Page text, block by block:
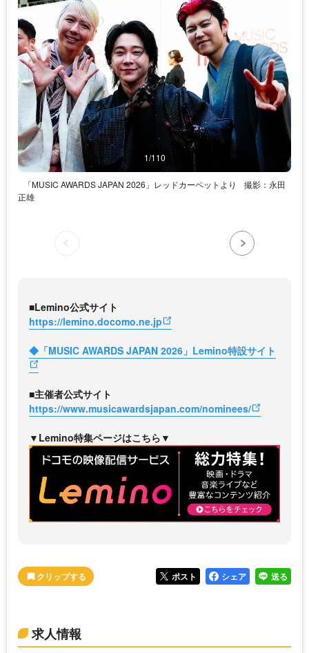
1/110
「MUSIC AWARDS JAPAN 2026」レッドカーペットより
撮影：永田
正雄
■Lemino公式サイト
https://lemino.docomo.ne.jp
◆「MUSIC AWARDS JAPAN 2026」Lemino特設サイト
■主催者公式サイト
https://www.musicawardsjapan.com/nominees/
▼Lemino特集ページはこちら▼
ポスト シェア 送る
求人情報